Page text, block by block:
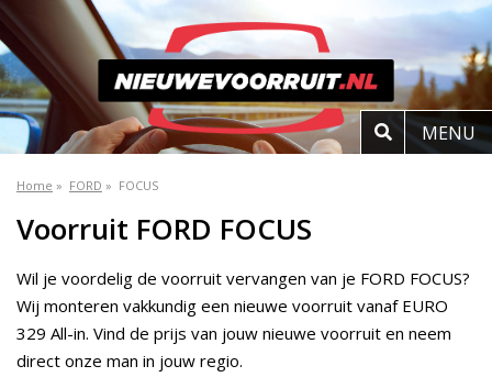
MENU
Home » FORD » FOCUS
Voorruit FORD FOCUS
Wil je voordelig de voorruit vervangen van je FORD FOCUS?
Wij monteren vakkundig een nieuwe voorruit vanaf EURO
329 All-in. Vind de prijs van jouw nieuwe voorruit en neem
direct onze man in jouw regio.